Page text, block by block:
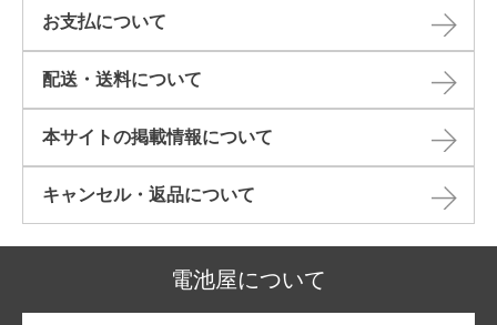
お支払について
配送・送料について
本サイトの掲載情報について​
キャンセル・返品について​
電池屋について